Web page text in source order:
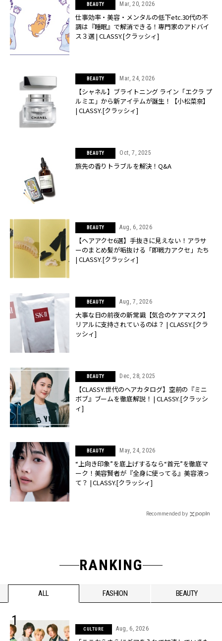
BEAUTY Mar, 20, 2026
仕事効率・美容・メンタルの低下etc.30代の不
調は『睡眠』で解消できる！専門家のアドバイ
ス３選 | CLASSY.[クラッシィ]
BEAUTY Mar, 24, 2026
【シャネル】ブライトニング ライン「エクラ プ
ルミエ」から新アイテムが誕生！【小松菜奈】
| CLASSY.[クラッシィ]
BEAUTY Oct, 7, 2025
旅先の香りトラブルを解決！Q&A
BEAUTY Aug, 6, 2026
【ヘアアクセ6選】手抜きに見えない！アラサ
ーのまとめ髪が垢抜ける「即戦力アクセ」たち
| CLASSY.[クラッシィ]
BEAUTY Aug, 7, 2026
大事な日の前夜の新常識【気合のケアマスク】
リアルに支持されているのは？ | CLASSY.[クラ
ッシィ]
BEAUTY Dec, 28, 2025
【CLASSY.世代のヘアカタログ】空前の『ミニ
ボブ』ブームを徹底解説！ | CLASSY.[クラッシ
ィ]
BEAUTY May, 24, 2026
“上向き印象”を底上げするなら“首元”を徹底マ
ーク！美容賢者が『全身に使ってる』美容液っ
て？ | CLASSY.[クラッシィ]
Recommended by
RANKING
ALL FASHION BEAUTY
CULTURE Aug, 6, 2026